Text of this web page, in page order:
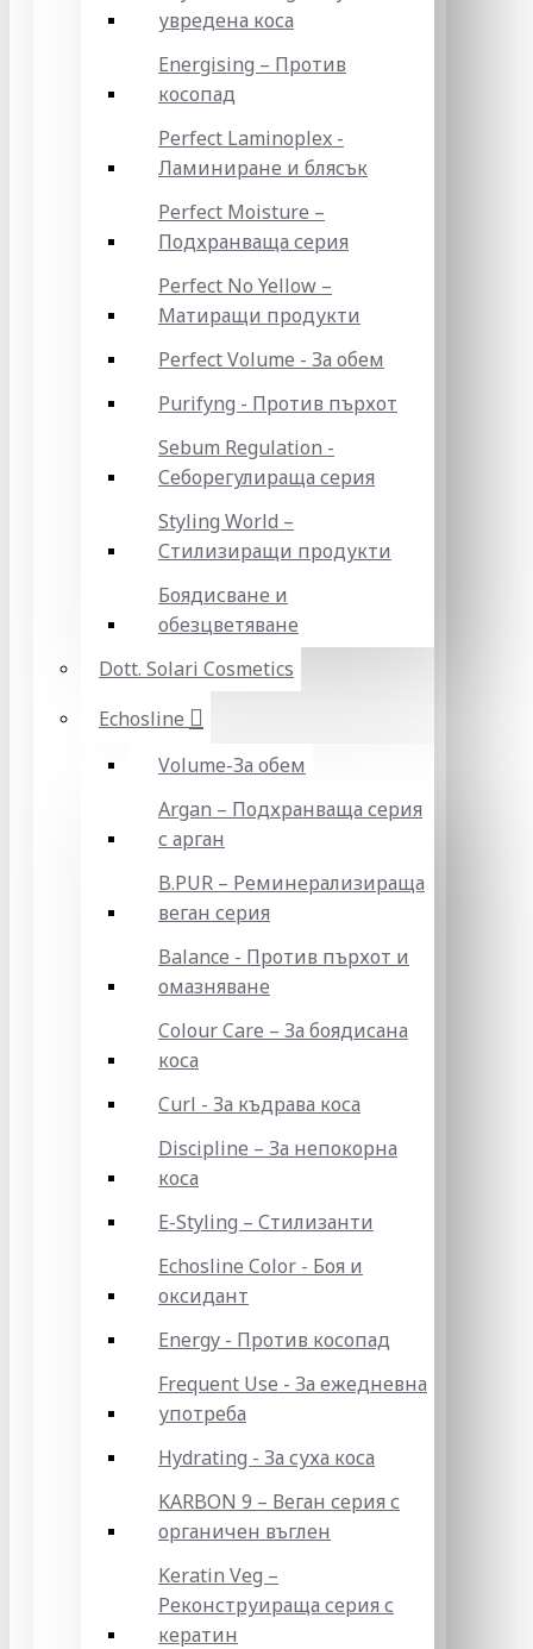
увредена коса
Energising – Против
косопад
Perfect Laminoplex -
Ламиниране и блясък
Perfect Moisture –
Подхранваща серия
Perfect No Yellow –
Матиращи продукти
Perfect Volume - За обем
Purifyng - Против пърхот
Sebum Regulation -
Себорегулираща серия
Styling World –
Стилизиращи продукти
Боядисване и
обезцветяване
Dott. Solari Cosmetics
Echosline
Volume-За обем
Argan – Подхранваща серия
с арган
B.PUR – Реминерализираща
веган серия
Balance - Против пърхот и
омазняване
Colour Care – За боядисана
коса
Curl - За къдрава коса
Discipline – За непокорна
коса
E-Styling – Стилизанти
Echosline Color - Боя и
оксидант
Energy - Против косопад
Frequent Use - За ежедневна
употреба
Hydrating - За суха коса
KARBON 9 – Веган серия с
органичен въглен
Keratin Veg –
Реконструираща серия с
кератин